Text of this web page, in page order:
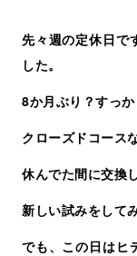
先々週の定休日で
した。
8か月ぶり？すっ
クローズドコース
休んでた間に交換
新しい試みをして
でも、この日はヒ